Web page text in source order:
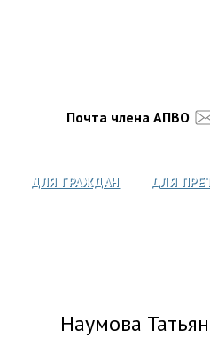
Почта члена АПВО
ДЛЯ ГРАЖДАН ДЛЯ
Наумова